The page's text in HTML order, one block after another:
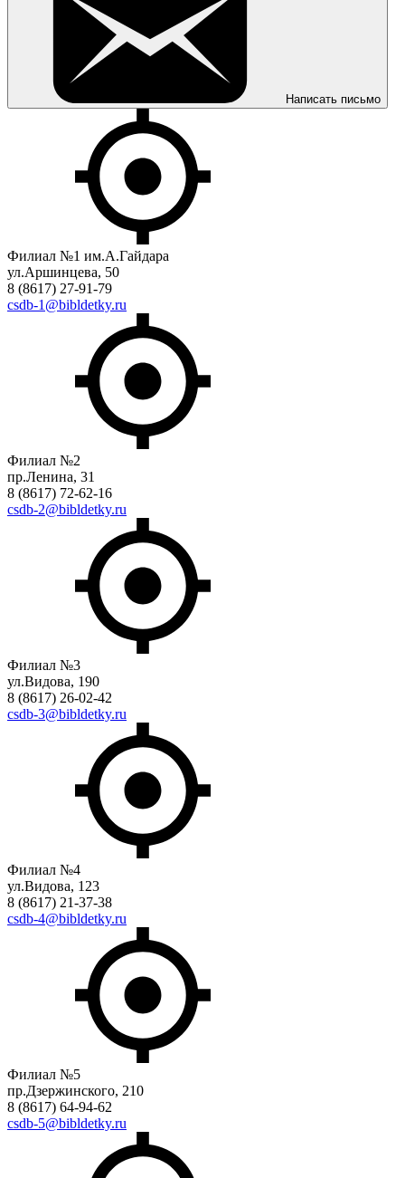
Написать письмо
Филиал №1 им.А.Гайдара
ул.Аршинцева, 50
8 (8617) 27-91-79
csdb-1@bibldetky.ru
Филиал №2
пр.Ленина, 31
8 (8617) 72-62-16
csdb-2@bibldetky.ru
Филиал №3
ул.Видова, 190
8 (8617) 26-02-42
csdb-3@bibldetky.ru
Филиал №4
ул.Видова, 123
8 (8617) 21-37-38
csdb-4@bibldetky.ru
Филиал №5
пр.Дзержинского, 210
8 (8617) 64-94-62
csdb-5@bibldetky.ru